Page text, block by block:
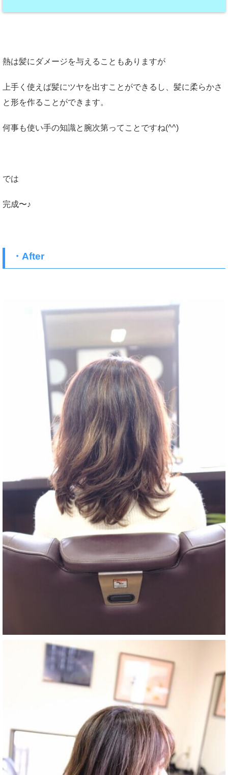
熱は髪にダメージを与えることもありますが
上手く使えば髪にツヤを出すことができるし、髪に柔らかさ
と形を作ることができます。
何事も使い手の知識と腕次第ってことですね(^^)
では
完成〜♪
・After